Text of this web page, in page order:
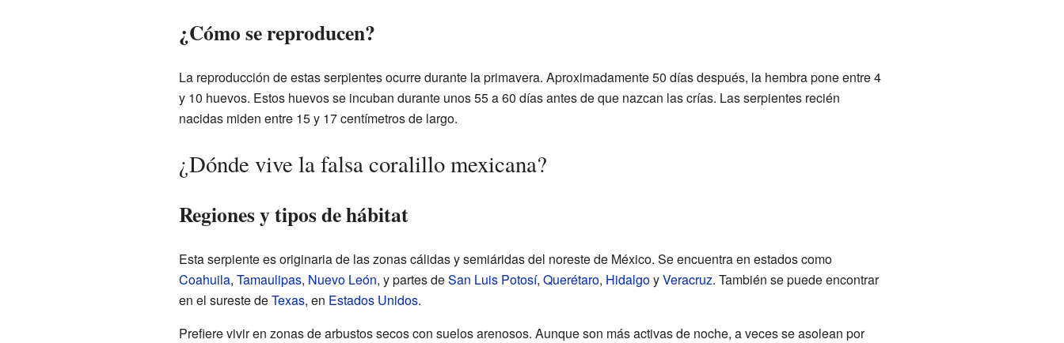
¿Cómo se reproducen?
La reproducción de estas serpientes ocurre durante la primavera. Aproximadamente 50 días después, la hembra pone entre 4
y 10 huevos. Estos huevos se incuban durante unos 55 a 60 días antes de que nazcan las crías. Las serpientes recién
nacidas miden entre 15 y 17 centímetros de largo.
¿Dónde vive la falsa coralillo mexicana?
Regiones y tipos de hábitat
Esta serpiente es originaria de las zonas cálidas y semiáridas del noreste de México. Se encuentra en estados como
Coahuila, Tamaulipas, Nuevo León, y partes deSan Luis Potosí, Querétaro, HidalgoyVeracruz. También se puede encontrar
en el sureste deTexas, en Estados Unidos.
Prefiere vivir en zonas de arbustos secos con suelos arenosos. Aunque son más activas de noche, a veces se asolean por